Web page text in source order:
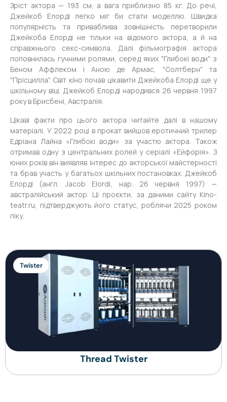
Зріст актора — 193 см, а вага приблизно 85 кг. До речі,
Джейкоб Елорді легко міг би стати моделлю. Швидка
популярність та приваблива зовнішність перетворили
Джейкоба Елорді не тільки на відомого актора, а й на
справжнього секс-символа. Далі фільмографія актора
поповнилась гучними ролями, серед яких "Глибокі води" з
Беном Аффлеком і Аною де Армас, "Солтберн" та
"Прісцилла". Світ кіно почав цікавити Джейкоба Елорді ще у
шкільному віці. Джейкоб Елорді народився 26 червня 1997
року в Брисбені, Австралія.
Цікаві факти про цього актора читайте далі в нашому
матеріалі. У 2022 році в прокат вийшов еротичний трилер
Едріана Лайна «Глибокі води» за участю актора. Також
отримав одну з центральних ролей у серіалі «Ейфорія». З
юних років він виявляв інтерес до акторської майстерності
та брав участь у багатьох шкільних постановках. Джейкоб
Елорді (англ. Jacob Elordi, нар. 26 червня 1997) —
австралійський актор. Ці проєкти, за даними сайту Kino-
teatr.ru, підтверджують його статус, роблячи 2025 роком
піку.
Twister
Thread Twister